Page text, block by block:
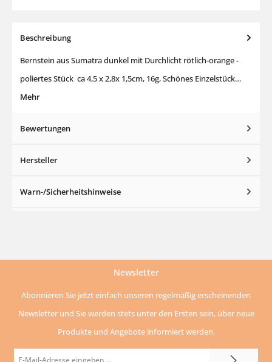
Beschreibung
Bernstein aus Sumatra dunkel mit Durchlicht rötlich-orange -
poliertes Stück ca 4,5 x 2,8x 1,5cm, 16g, Schönes Einzelstück…
Mehr
Bewertungen
Hersteller
Warn-/Sicherheitshinweise
Newsletter
Abonnieren Sie jetzt einfach unseren regelmäßig erscheinenden
Newsletter und Sie werden stets unter den Ersten sein, über neue
Produkte und Angebote informiert werden.
E-